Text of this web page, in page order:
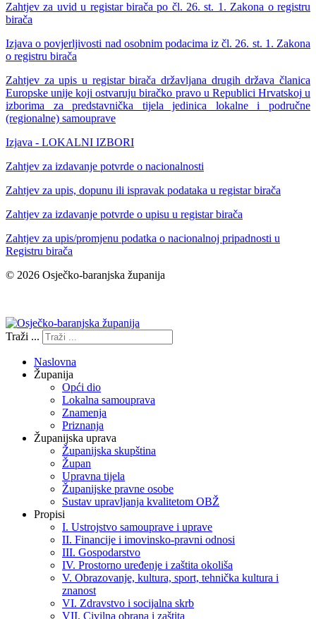
Zahtjev za uvid u registar birača po čl. 26. st. 1. Zakona o registru
birača
Izjava o povjerljivosti nad osobnim podacima iz čl. 26. st. 1. Zakona
o registru birača
Zahtjev za upis u registar birača državljana drugih država članica
Europske unije koji ostvaruju biračko pravo u Republici Hrvatskoj u
izborima za predstavnička tijela jedinica lokalne i područne
(regionalne) samouprave
Izjava - LOKALNI IZBORI
Zahtjev za izdavanje potvrde o nacionalnosti
Zahtjev za upis, dopunu ili ispravak podataka u registar birača
Zahtjev za izdavanje potvrde o upisu u registar birača
Zahtjev za upis/promjenu podatka o nacionalnoj pripadnosti u
Registru birača
© 2026 Osječko-baranjska županija
Traži ...
Naslovna
Županija
Opći dio
Lokalna samouprava
Znamenja
Priznanja
Županijska uprava
Županijska skupština
Župan
Upravna tijela
Županijske pravne osobe
Sustav upravljanja kvalitetom OBŽ
Propisi
I. Ustrojstvo samouprave i uprave
II. Financije i imovinsko-pravni odnosi
III. Gospodarstvo
IV. Prostorno uređenje i zaštita okoliša
V. Obrazovanje, kultura, sport, tehnička kultura i
znanost
VI. Zdravstvo i socijalna skrb
VII. Civilna obrana i zaštita